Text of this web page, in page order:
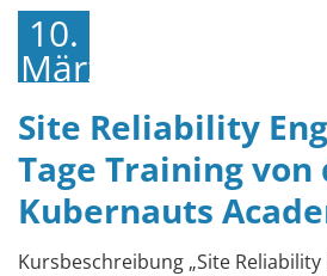
10.
März
2023
Site Reliability
Tage Training von
Kubernauts
Kursbeschreibung „Site Reliability